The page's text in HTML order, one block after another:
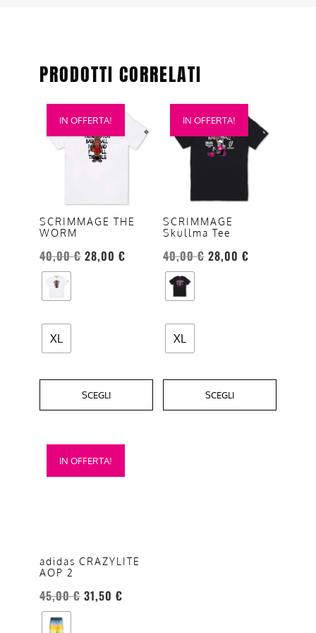
PRODOTTI CORRELATI
IN OFFERTA!
SCRIMMAGE THE
WORM
40,00€ 28,00 €
XL
SCEGLI
Questo
prodotto
ha
opzioni
possono
essere
scelte
nella
del
prodotto
IN OFFERTA!
SCRIMMAGE
Skullma Tee
40,00€ 28,00 €
XL
SCEGLI
Questo
prodotto
ha
varianti.
opzioni
possono
essere
scelte
nella
del
prodotto
IN OFFERTA!
adidas CRAZYLITE
AOP 2
45,00€ 31,50 €
Questo
prodotto
opzioni
possono
essere
scelte
nella